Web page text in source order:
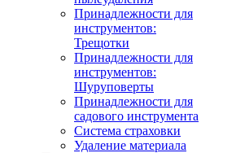
Принадлежности для
инструментов:
Трещотки
Принадлежности для
инструментов:
Шуруповерты
Принадлежности для
садового инструмента
Система страховки
Удаление материала